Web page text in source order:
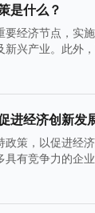
是什么？
要经济节点，实
新兴产业。此外
进经济创新发
政策，以促进经
具有竞争力的企